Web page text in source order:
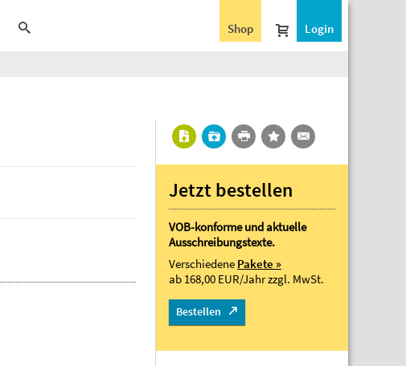
Login
Shop
Jetzt bestellen
VOB-konforme und aktuelle
Ausschreibungstexte.
Verschiedene Pakete »
ab 168,00 EUR/Jahrzzgl. MwSt.
Bestellen